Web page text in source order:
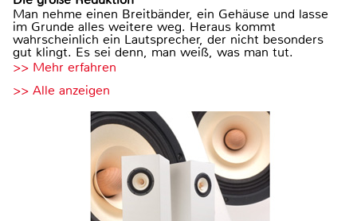
Man nehme einen Breitbänder, ein Gehäuse und lasse
im Grunde alles weitere weg. Heraus kommt
wahrscheinlich ein Lautsprecher, der nicht besonders
gut klingt. Es sei denn, man weiß, was man tut.
>> Mehr erfahren
>> Alle anzeigen